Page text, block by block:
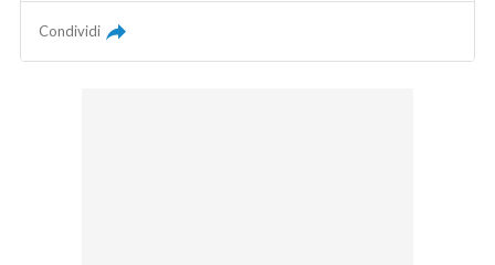
Condividi